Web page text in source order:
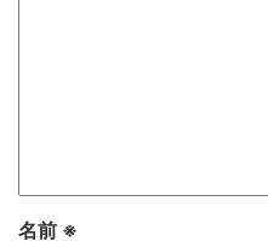
名前 ※